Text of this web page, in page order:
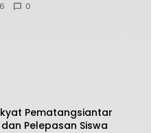
0
Pematangsiantar
Pelepasan Siswa